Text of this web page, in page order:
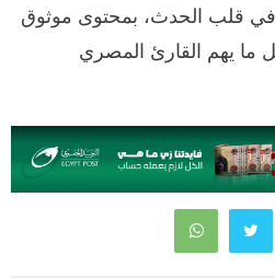
في قلب الحدث، بمحتوى موثوق
ما يهم القارئ المصري